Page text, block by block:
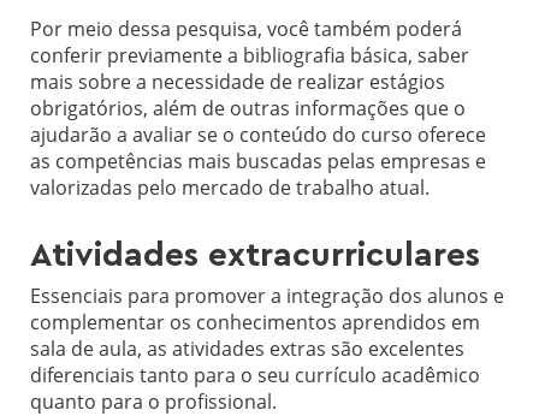
Por meio dessa pesquisa, você também poderá
conferir previamente a bibliografia básica, saber
mais sobre a necessidade de realizar estágios
obrigatórios, além de outras informações que o
ajudarão a avaliar se o conteúdo do curso oferece
as competências mais buscadas pelas empresas e
valorizadas pelo mercado de trabalho atual.
Atividades extracurriculares
Essenciais para promover a integração dos alunos e
complementar os conhecimentos aprendidos em
sala de aula, as atividades extras são excelentes
diferenciais tanto para o seu currículo acadêmico
quanto para o profissional.